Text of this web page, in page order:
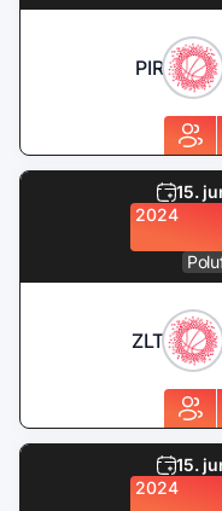
PIR
15.
2024
ZLT
15.
2024